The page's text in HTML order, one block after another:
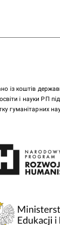
із коштів
і науки РП
гуманітарних